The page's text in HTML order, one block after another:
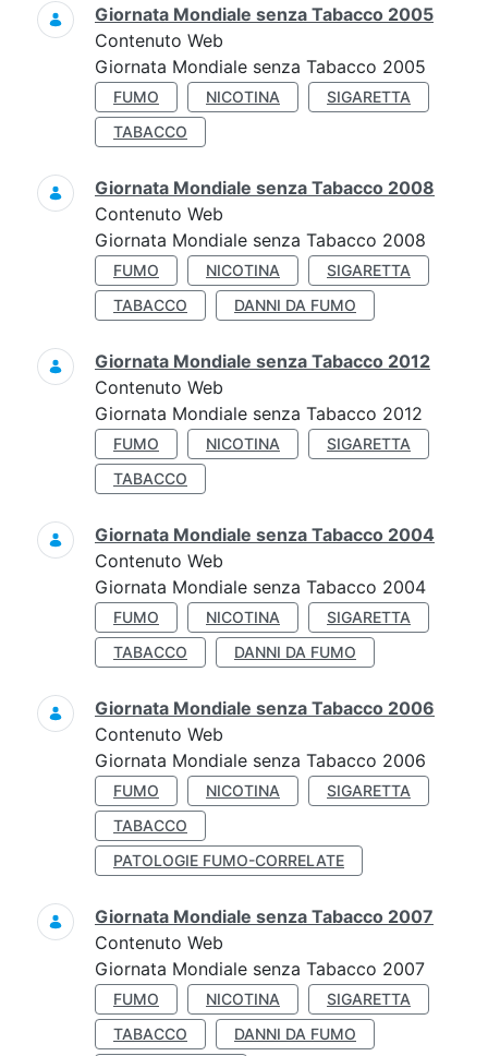
Giornata Mondiale senza Tabacco 2005
Contenuto Web
Giornata Mondiale senza Tabacco 2005
FUMO NICOTINA
SIGARETTA
TABACCO
Giornata Mondiale senza Tabacco 2008
Contenuto Web
Giornata Mondiale senza Tabacco 2008
FUMO NICOTINA
SIGARETTA
TABACCO
DANNI DA FUMO
Giornata Mondiale senza Tabacco 2012
Contenuto Web
Giornata Mondiale senza Tabacco 2012
FUMO NICOTINA
SIGARETTA
TABACCO
Giornata Mondiale senza Tabacco 2004
Contenuto Web
Giornata Mondiale senza Tabacco 2004
FUMO NICOTINA
SIGARETTA
TABACCO
DANNI DA FUMO
Giornata Mondiale senza Tabacco 2006
Contenuto Web
Giornata Mondiale senza Tabacco 2006
FUMO NICOTINA
SIGARETTA
TABACCO
PATOLOGIE FUMO-CORRELATE
Giornata Mondiale senza Tabacco 2007
Contenuto Web
Giornata Mondiale senza Tabacco 2007
FUMO NICOTINA
SIGARETTA
TABACCO
DANNI DA FUMO